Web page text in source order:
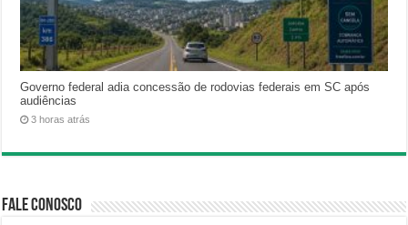
Governo federal adia concessão de rodovias federais em SC após
audiências
3 horas atrás
Fale Conosco